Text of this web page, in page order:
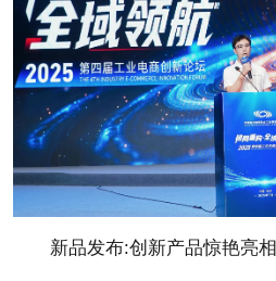
新品发布:创新产品惊艳亮相